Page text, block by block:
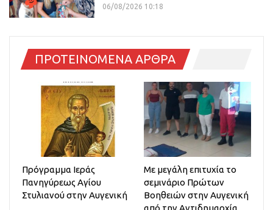
06/08/2026 10:18
ΠΡΟΤΕΙΝΟΜΕΝΑ ΑΡΘΡΑ
Πρόγραμμα Ιεράς
Πανηγύρεως Αγίου
Στυλιανού στην Αυγενική
Με μεγάλη επιτυχία το
σεμινάριο Πρώτων
Βοηθειών στην Αυγενική